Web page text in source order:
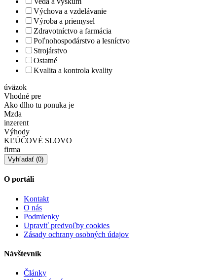
Výchova a vzdelávanie
Výroba a priemysel
Zdravotníctvo a farmácia
Poľnohospodárstvo a lesníctvo
Strojárstvo
Ostatné
Kvalita a kontrola kvality
úväzok
Vhodné pre
Ako dlho tu ponuka je
Mzda
inzerent
Výhody
KĽÚČOVÉ SLOVO
firma
O portáli
Kontakt
O nás
Podmienky
Upraviť predvoľby cookies
Zásady ochrany osobných údajov
Návštevník
Články